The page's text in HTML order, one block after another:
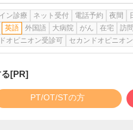
ン診療 ネット受付 電話予約 夜間
英語 外国語 大病院 がん 在宅 訪問
オピニオン受診可
セカンドオピニオ
[PR]
PT/OT/STの方